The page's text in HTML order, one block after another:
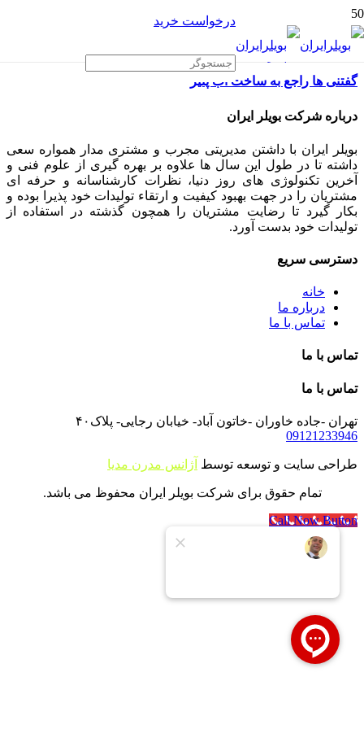
درخواست خرید
گفتنی ها راجع به ساخت آب پنیر
درباره شرکت بویلر ایران
بویلر ایران با داشتن مدیریتی مجرب و مشتری مدار همواره سعی
داشته تا در طول این سال ها علاوه بر بهره گیری از علوم فنی و
آخرین تکنولوژی های روز دنیا، نظرات کارشناسانه و حرفه ای
مشتریان را در جهت بهبود کیفیت و ارتقاء تولیدات خود پذیرا بوده و
بکار گیرد تا رضایت مشتریان را همچون گذشته در استفاده از
تولیدات خود بدست آورد.
دسترسی سریع
خانه
درباره ما
تماس با ما
تماس با ما
تماس با ما
تهران -جاده خاوران -خاتون آباد- خیابان رجایی- پلاک۴۰
09121233946
طراحی سایت و توسعه توسط آژانس مدرن مدیا
تمام حقوق برای شرکت بویلر ایران محفوظ می باشد.
Call Now Button